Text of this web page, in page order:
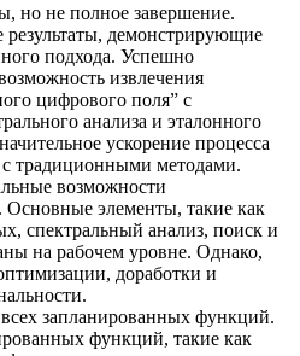
но не полное завершение.
демонстрирующие
подхода. Успешно
извлечения
цифрового поля” с
анализа и эталонного
ускорение процесса
традиционными методами.
возможности
элементы, такие как
спектральный анализ, поиск и
на рабочем уровне. Однако,
доработки и
запланированных функций.
функций, такие как